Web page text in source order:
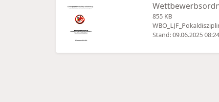
855 KB
Stand: 09.06.2025